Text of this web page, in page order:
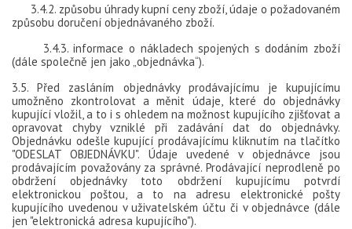
3.4.2. způsobu úhrady kupní ceny zboží, údaje o požadovaném
způsobu doručení objednávaného zboží.
3.4.3. informace o nákladech spojených s dodáním zboží
(dále společně jen jako „objednávka“).
3.5. Před zasláním objednávky prodávajícímu je kupujícímu
umožněno zkontrolovat a měnit údaje, které do objednávky
kupující vložil, a to i s ohledem na možnost kupujícího zjišťovat a
opravovat chyby vzniklé při zadávání dat do objednávky.
Objednávku odešle kupující prodávajícímu kliknutím na tlačítko
"ODESLAT OBJEDNÁVKU". Údaje uvedené v objednávce jsou
prodávajícím považovány za správné. Prodávající neprodleně po
obdržení objednávky toto obdržení kupujícímu potvrdí
elektronickou poštou, a to na adresu elektronické pošty
kupujícího uvedenou v uživatelském účtu či v objednávce (dále
jen "elektronická adresa kupujícího").